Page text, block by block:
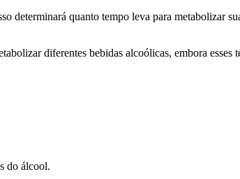
determinará quanto tempo leva para metabolizar
diferentes bebidas alcoólicas, embora
do álcool.